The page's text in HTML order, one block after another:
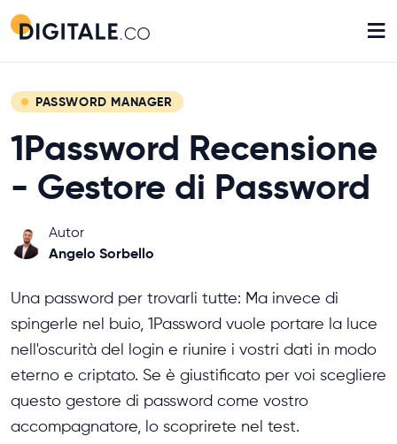
≡
PASSWORD MANAGER
1Password Recensione
- Gestore di Password
Autor
Angelo Sorbello
Una password per trovarli tutte: Ma invece di
spingerle nel buio, 1Password vuole portare la luce
nell'oscurità del login e riunire i vostri dati in modo
eterno e criptato. Se è giustificato per voi scegliere
questo gestore di password come vostro
accompagnatore, lo scoprirete nel test.